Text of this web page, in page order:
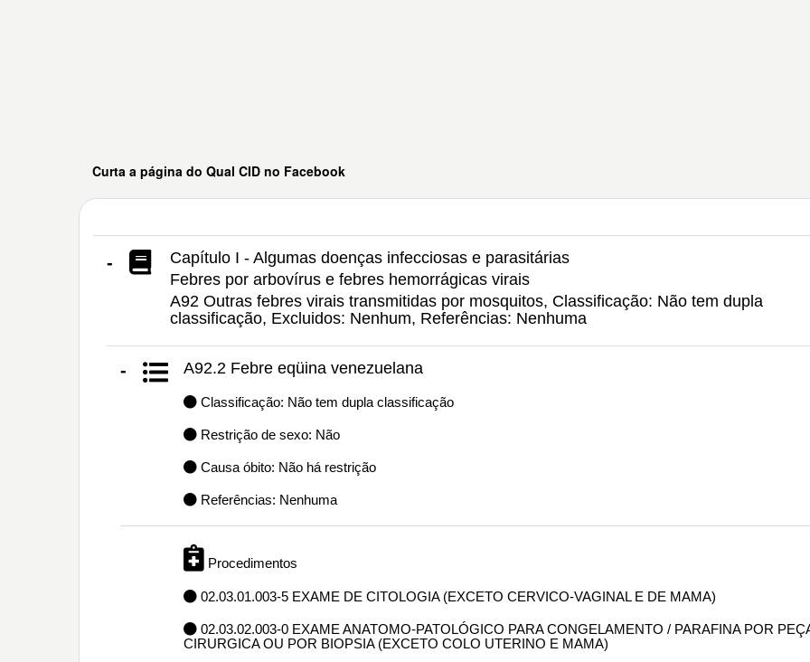
Curta a página do Qual CID no Facebook
-
Capítulo I - Algumas doenças infecciosas e parasitárias
Febres por arbovírus e febres hemorrágicas virais
A92 Outras febres virais transmitidas por mosquitos, Classificação: Não tem dupla
classificação, Excluidos: Nenhum, Referências: Nenhuma
- A92.2 Febre eqüina venezuelana
Classificação: Não tem dupla classificação
Restrição de sexo: Não
Causa óbito: Não há restrição
Referências: Nenhuma
Procedimentos
02.03.01.003-5 EXAME DE CITOLOGIA (EXCETO CERVICO-VAGINAL E DE MAMA)
02.03.02.003-0 EXAME ANATOMO-PATOLÓGICO PARA CONGELAMENTO / PARAFINA POR
CIRURGICA OU POR BIOPSIA (EXCETO COLO UTERINO E MAMA)